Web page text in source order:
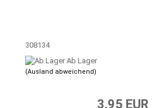
308134
Ab Lager
(Ausland abweichend)
3,95 EUR